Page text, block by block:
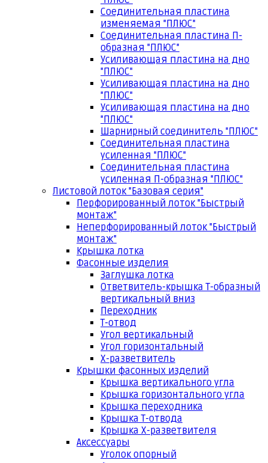
Соединительная пластина
изменяемая "ПЛЮС"
Соединительная пластина П-
образная "ПЛЮС"
Усиливающая пластина на дно
"ПЛЮС"
Усиливающая пластина на дно
"ПЛЮС"
Усиливающая пластина на дно
"ПЛЮС"
Шарнирный соединитель "ПЛЮС"
Соединительная пластина
усиленная "ПЛЮС"
Соединительная пластина
усиленная П-образная "ПЛЮС"
Листовой лоток "Базовая серия"
Перфорированный лоток "Быстрый
монтаж"
Неперфорированный лоток "Быстрый
монтаж"
Крышка лотка
Фасонные изделия
Заглушка лотка
Ответвитель-крышка Т-образный
вертикальный вниз
Переходник
Т-отвод
Угол вертикальный
Угол горизонтальный
Х-разветвитель
Крышки фасонных изделий
Крышка вертикального угла
Крышка горизонтального угла
Крышка переходника
Крышка Т-отвода
Крышка Х-разветвителя
Аксессуары
Уголок опорный